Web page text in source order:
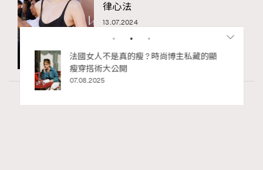
律心法
13.07.2024
別再用酒精消毒皮革！6個清潔手袋小技
巧，讓你更愛惜你的手袋
02.06.2025